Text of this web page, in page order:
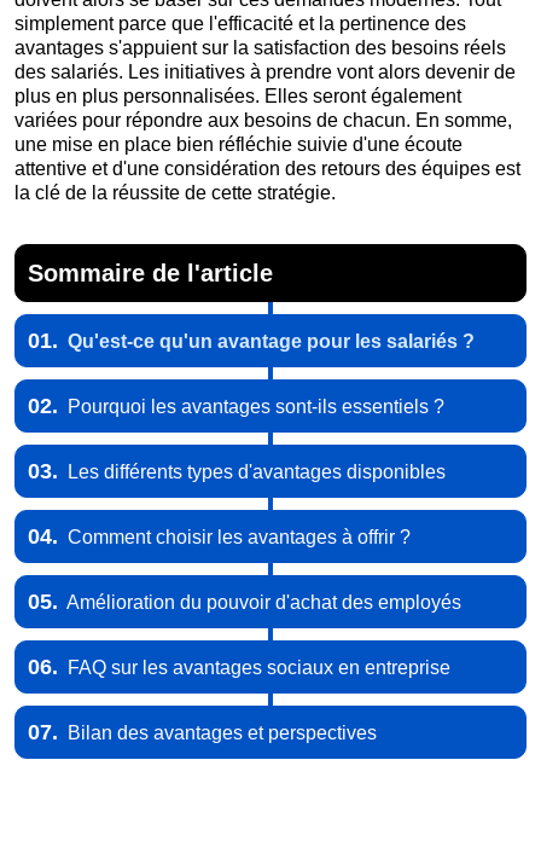
simplement parce que l'efficacité et la pertinence des
avantages s'appuient sur la satisfaction des besoins réels
des salariés. Les initiatives à prendre vont alors devenir de
plus en plus personnalisées. Elles seront également
variées pour répondre aux besoins de chacun. En somme,
une mise en place bien réfléchie suivie d'une écoute
attentive et d'une considération des retours des équipes est
la clé de la réussite de cette stratégie.
Sommaire de l'article
01. Qu'est-ce qu'un avantage pour les salariés ?
02. Pourquoi les avantages sont-ils essentiels ?
03. Les différents types d'avantages disponibles
04. Comment choisir les avantages à offrir ?
05. Amélioration du pouvoir d'achat des employés
06. FAQ sur les avantages sociaux en entreprise
07. Bilan des avantages et perspectives